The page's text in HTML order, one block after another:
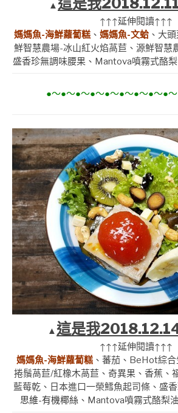
▲這是我
↑↑↑延伸閱讀↑↑↑
媽媽魚-海鮮蘿蔔糕 、 媽媽魚-文蛤 、大
鮮智慧農場-冰山紅火焰萵苣、源鮮智慧
盛香珍無調味腰果、Mantova噴霧式酪
●～●～●～●～●～●～●～●～●
▲這是我
↑↑↑延伸閱讀↑↑↑
媽媽魚-海鮮蘿蔔糕 、蕃茄、BeHot綜合
捲鬚萵苣/紅橡木萵苣、奇異果、香蕉、
藍莓乾、日本進口一榮鱈魚起司條、盛
思維-有機椰絲 、Mantova噴霧式酪梨